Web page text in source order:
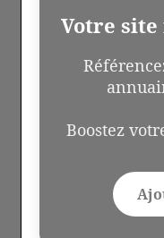
Votre
Boostez